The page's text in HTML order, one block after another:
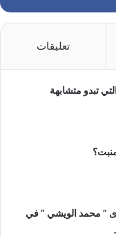
تعليقات
تبدو متشابهة
” محمد الويشي ” في